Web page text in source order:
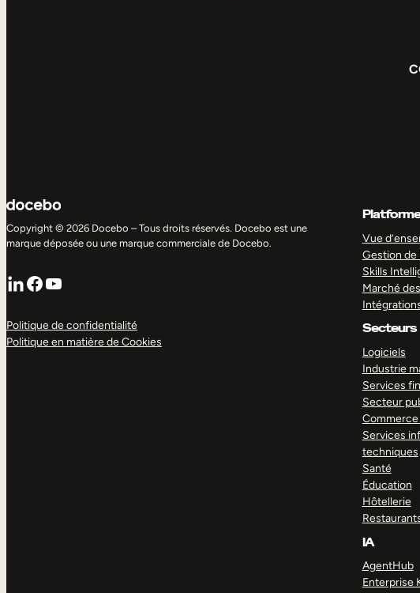
Copyright © 2026 Docebo – Tous droits réservés. Docebo est une
marque déposée ou une marque commerciale de Docebo.
LinkedIn
Facebook
YouTube
Politique de confidentialité
Politique en matière de Cookies
Vue
Gestion de
Skills
Marché
Secteurs
Logiciels
Industrie
Services
Secteur
Commerce
Services
techniques
Santé
Éducation
Hôtellerie
IA
AgentHub
Enterprise